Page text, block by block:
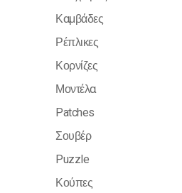
Καμβάδες
Ρέπλικες
Κορνίζες
Μοντέλα
Patches
Σουβέρ
Puzzle
Κούπες